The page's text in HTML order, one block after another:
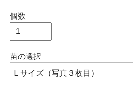
個数
苗の選択